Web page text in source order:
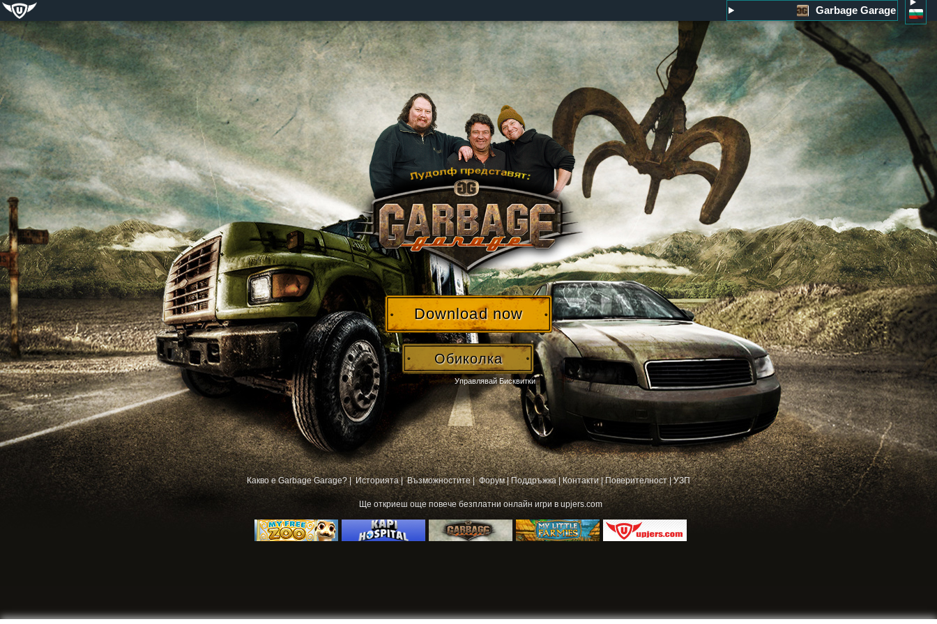
Garbage Garage
Download now
Обиколка
Какво е Garbage Garage? | Историята | Възможностите | Форум|Поддръжка|Контакти|Поверителност|УЗП
Ще откриеш още повечебезплатни онлайн игри в upjers.com
Управлявай Бисквитки